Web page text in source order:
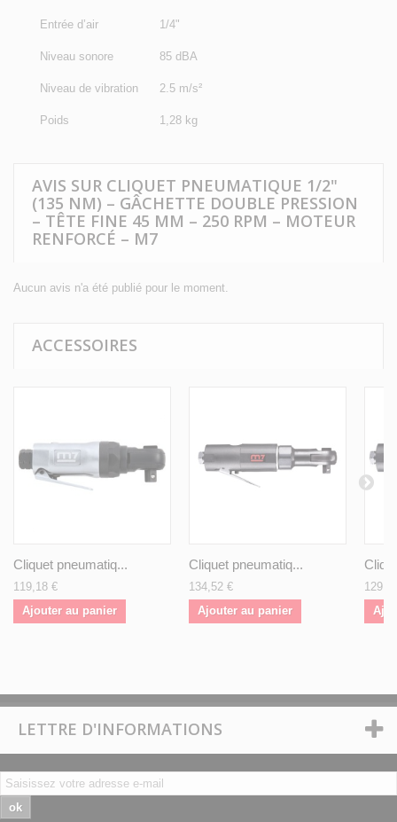
Entrée d’air 1/4"
Niveau sonore 85 dBA
Niveau de vibration 2.5 m/s²
Poids 1,28 kg
AVIS SUR CLIQUET PNEUMATIQUE 1/2"
(135 NM) – GÂCHETTE DOUBLE PRESSION
– TÊTE FINE 45 MM – 250 RPM – MOTEUR
RENFORCÉ – M7
Aucun avis n'a été publié pour le moment.
ACCESSOIRES
Cliquet pneumatiq...
119,18 €
Ajouter au panier
Cliquet pneumatiq...
134,52 €
Ajouter au panier
LETTRE D'INFORMATIONS
ok